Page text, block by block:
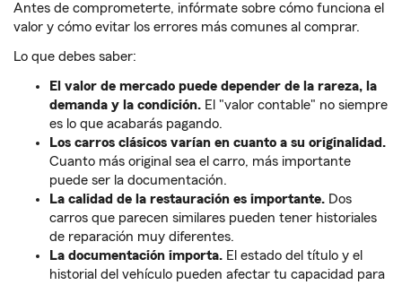
Antes de comprometerte, infórmate sobre cómo funciona el
valor y cómo evitar los errores más comunes al comprar.
Lo que debes saber:
El valor de mercado puede depender de la rareza, la
demanda y la condición. El "valor contable" no siempre
es lo que acabarás pagando.
Los carros clásicos varían en cuanto a su originalidad.
Cuanto más original sea el carro, más importante
puede ser la documentación.
La calidad de la restauración es importante. Dos
carros que parecen similares pueden tener historiales
de reparación muy diferentes.
La documentación importa. El estado del título y el
historial del vehículo pueden afectar tu capacidad para